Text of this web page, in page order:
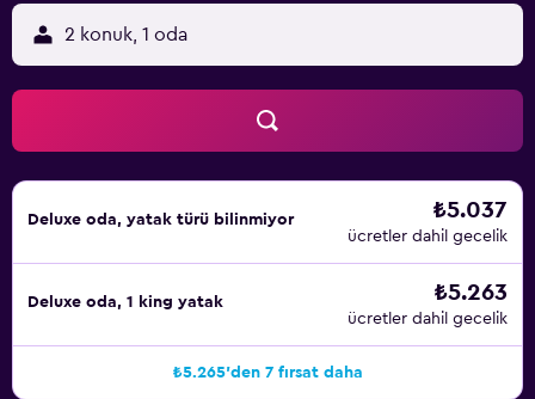
2 konuk, 1 oda
Deluxe oda, yatak türü bilinmiyor ₺5.037
ücretler dahil gecelik
Deluxe oda, 1 king yatak ₺5.263
ücretler dahil gecelik
₺5.265'den 7 fırsat daha